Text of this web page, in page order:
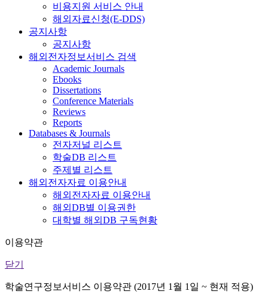
비용지원 서비스 안내
해외자료신청(E-DDS)
공지사항
공지사항
해외전자정보서비스 검색
Academic Journals
Ebooks
Dissertations
Conference Materials
Reviews
Reports
Databases & Journals
전자저널 리스트
학술DB 리스트
주제별 리스트
해외전자자료 이용안내
해외전자자료 이용안내
해외DB별 이용권한
대학별 해외DB 구독현황
이용약관
닫기
학술연구정보서비스 이용약관 (2017년 1월 1일 ~ 현재 적용)